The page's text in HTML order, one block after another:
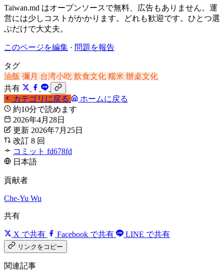
Taiwan.md はオープンソースで無料、広告もありません。運
営には少しコストがかかります。どれも歓迎です。ひとつ選
ぶだけで大丈夫。
このページを編集 · 問題を報告
タグ
油飯 彌月 台湾小吃 飲食文化 糯米 辦桌文化
共有
カテゴリに戻る
ホームに戻る
約10分で読めます
2026年4月28日
更新 2026年7月25日
改訂 8 回
コミット fd678fd
日本語
貢献者
Che-Yu Wu
共有
X で共有 Facebook で共有 LINE で共有
リンクをコピー
関連記事